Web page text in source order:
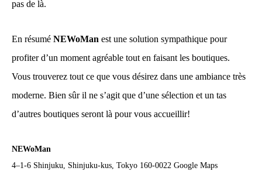
pas de là.
En résumé NEWoMan est une solution sympathique pour
profiter d’un moment agréable tout en faisant les boutiques.
Vous trouverez tout ce que vous désirez dans une ambiance très
moderne. Bien sûr il ne s’agit que d’une sélection et un tas
d’autres boutiques seront là pour vous accueillir!
NEWoMan
4–1-6 Shinjuku, Shinjuku-kus, Tokyo 160-0022 Google Maps